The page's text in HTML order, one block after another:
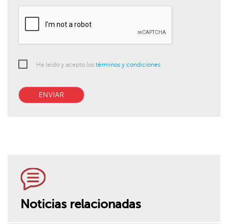
He leído y acepto los términos y condiciones.
ENVIAR
Noticias relacionadas